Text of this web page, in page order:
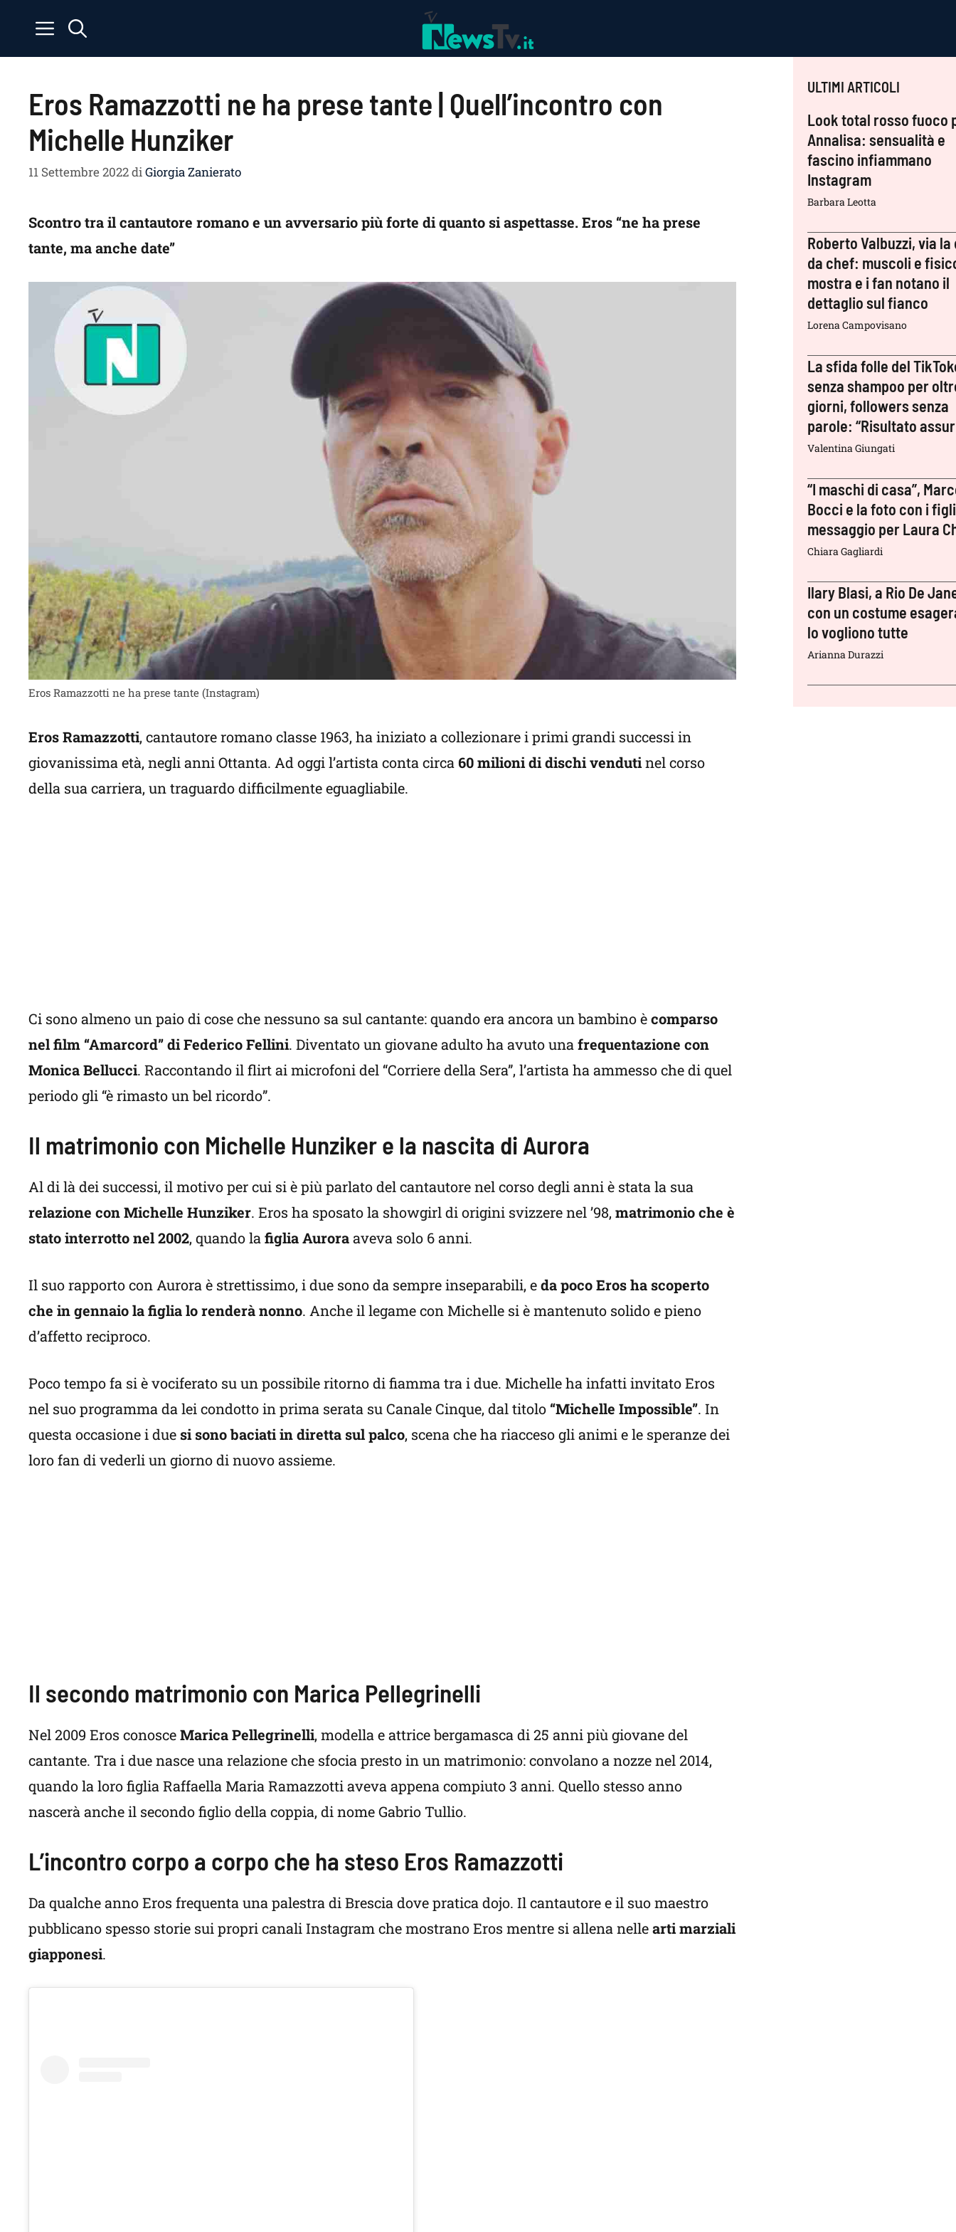
contenuto
Eros Ramazzotti ne ha prese tante | Quell’incontro con
Michelle Hunziker
11 Settembre 2022di Giorgia Zanierato
Scontro tra il cantautore romano e un avversario più forte di quanto si aspettasse. Eros “ne ha prese
tante, ma anche date”
Eros Ramazzotti ne ha prese tante (Instagram)
Eros Ramazzotti, cantautore romano classe 1963, ha iniziato a collezionare i primi grandi successi in
giovanissima età, negli anni Ottanta. Ad oggi l’artista conta circa60 milioni di dischi vendutinel corso
della sua carriera, un traguardo difficilmente eguagliabile.
Ci sono almeno un paio di cose che nessuno sa sul cantante: quando era ancora un bambino ècomparso
nel film “Amarcord” di Federico Fellini. Diventato un giovane adulto ha avuto unafrequentazione con
Monica Bellucci. Raccontando il flirt ai microfoni del “Corriere della Sera”, l’artista ha ammesso che di quel
periodo gli “è rimasto un bel ricordo”.
Il matrimonio con Michelle Hunziker e la nascita di Aurora
Al di là dei successi, il motivo per cui si è più parlato del cantautore nel corso degli anni è stata la sua
relazione con Michelle Hunziker. Eros ha sposato la showgirl di origini svizzere nel ’98, matrimonio che è
stato interrotto nel 2002, quando lafiglia Auroraaveva solo 6 anni.
Il suo rapporto con Aurora è strettissimo, i due sono da sempre inseparabili, eda poco Eros ha scoperto
che in gennaio la figlia lo renderà nonno. Anche il legame con Michelle si è mantenuto solido e pieno
d’affetto reciproco.
Poco tempo fa si è vociferato su un possibile ritorno di fiamma tra i due. Michelle ha infatti invitato Eros
nel suo programma da lei condotto in prima serata su Canale Cinque, dal titolo “Michelle Impossible”. In
questa occasione i due si sono baciati in diretta sul palco, scena che ha riacceso gli animi e le speranze dei
loro fan di vederli un giorno di nuovo assieme.
Il secondo matrimonio con Marica Pellegrinelli
Nel 2009 Eros conosceMarica Pellegrinelli, modella e attrice bergamasca di 25 anni più giovane del
cantante. Tra i due nasce una relazione che sfocia presto in un matrimonio: convolano a nozze nel 2014,
quando la loro figlia Raffaella Maria Ramazzotti aveva appena compiuto 3 anni. Quello stesso anno
nascerà anche il secondo figlio della coppia, di nome Gabrio Tullio.
L’incontro corpo a corpo che ha steso Eros Ramazzotti
Da qualche anno Eros frequenta una palestra di Brescia dove pratica dojo. Il cantautore e il suo maestro
pubblicano spesso storie sui propri canali Instagram che mostrano Eros mentre si allena nellearti marziali
giapponesi.
ULTIMI ARTICOLI
Look total rosso fuoco
Annalisa: sensualità e
fascino infiammano
Instagram
Barbara Leotta
Roberto Valbuzzi, via
da chef: muscoli e
mostra e i fan notano il
dettaglio sul fianco
Lorena Campovisano
La sfida folle del
senza shampoo per
giorni, followers senza
parole: “Risultato
Valentina Giungati
“I maschi di casa”,
Bocci e la foto con i
messaggio per Laura
Chiara Gagliardi
Ilary Blasi, a Rio De
con un costume
lo vogliono tutte
Arianna Durazzi